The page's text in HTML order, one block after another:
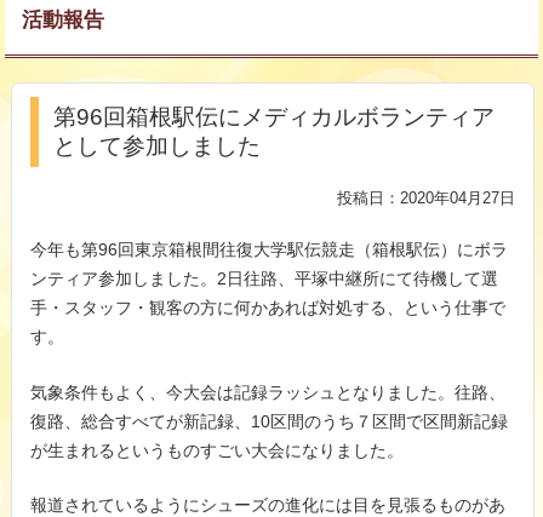
活動報告
第96回箱根駅伝にメディカルボランティア
として参加しました
投稿日：2020年04月27日
今年も第96回東京箱根間往復大学駅伝競走（箱根駅伝）にボラ
ンティア参加しました。2日往路、平塚中継所にて待機して選
手・スタッフ・観客の方に何かあれば対処する、という仕事で
す。
気象条件もよく、今大会は記録ラッシュとなりました。往路、
復路、総合すべてが新記録、10区間のうち７区間で区間新記録
が生まれるというものすごい大会になりました。
報道されているようにシューズの進化には目を見張るものがあ